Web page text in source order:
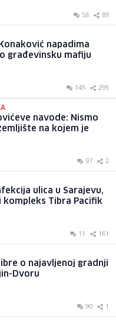
58 89
napadima
građevinsku mafiju
145 295
navode: Nismo
na kojem je
97 2
ulica u Sarajevu,
kompleks Tibra Pacifik
11 161
o najavljenoj gradnji
Dvoru
90 1